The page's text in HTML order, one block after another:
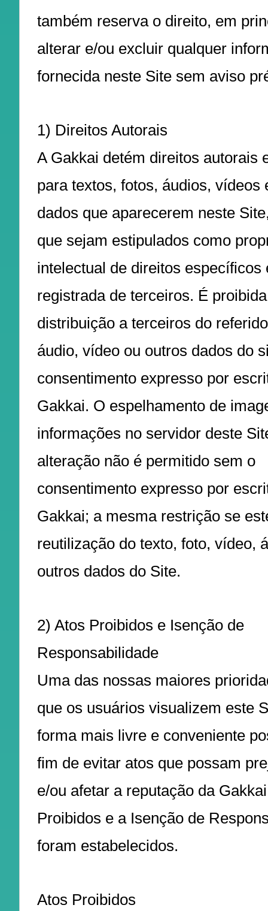
também reserva o direito, em
alterar e/ou excluir qualquer
fornecida neste Site sem aviso
1) Direitos Autorais
A Gakkai detém direitos autorais
para textos, fotos, áudios, vídeos
dados que aparecerem neste
que sejam estipulados como
intelectual de direitos específicos
registrada de terceiros. É
distribuição a terceiros do
áudio, vídeo ou outros dados do
consentimento expresso por
Gakkai. O espelhamento de
informações no servidor deste
alteração não é permitido sem o
consentimento expresso por
Gakkai; a mesma restrição se
reutilização do texto, foto, vídeo,
outros dados do Site.
2) Atos Proibidos e Isenção de
Responsabilidade
Uma das nossas maiores
que os usuários visualizem este
forma mais livre e conveniente
fim de evitar atos que possam
e/ou afetar a reputação da
Proibidos e a Isenção de
foram estabelecidos.
Atos Proibidos